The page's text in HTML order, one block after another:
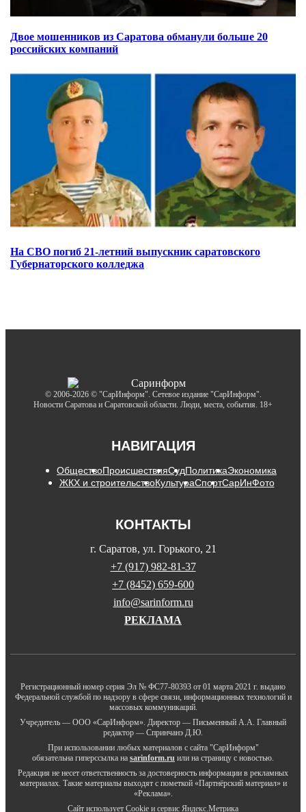
Двое мошенников из Саратова обманули больше 20
российских компаний
На СВО погиб 21-летний выпускник саратовского
Губернаторского колледжа
© 2006-2026 © "СарИнформ". Сетевое издание "СарИнформ".
Новости Саратова и Саратовской области. Люди, места, события. 18+
НАВИГАЦИЯ
ОбществоПроисшествияСудПолитикаЭкономика
ЖКХ и строительствоКультураСпортСарИнФото
КОНТАКТЫ
г. Саратов, ул. Горького, 21
+7 (917) 982-81-37
+7 (8452) 659-600
info@sarinform.ru
РЕКЛАМА
Регистрационный номер серия Эл № ФС77-80393 от 01 марта 2021 г. выдано
Федеральной службой по надзору в сфере связи, информационных технологий и
массовых коммуникаций.
Учредитель — ООО «СарИнформ». Директор — Письменный А.А. Главный
редактор — Спринчанэ Д.Ю.
При использовании любых материалов с сайта "СарИнформ"
обязательна гиперссылка на sarinform.ru или на страницу с новостью.
Редакция не несет ответственность за достоверность информации в рекламных
материалах. Такие материалы выходят с пометкой «Партнёрский материал» и
«Реклама».
Сайт использует Cookie и сервиc Яндекс.Метрика